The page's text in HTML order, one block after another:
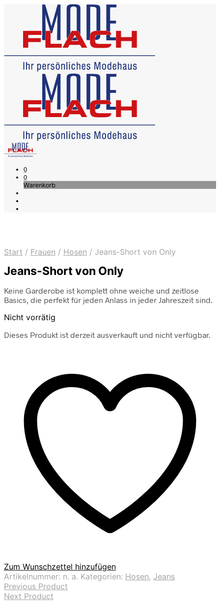
0
0
Warenkorb
Start / Frauen / Hosen / Jeans-Short von Only
Jeans-Short von Only
Keine Garderobe ist komplett ohne weiche und zeitlose
Basics, die perfekt für jeden Anlass in jeder Jahreszeit sind.
Nicht vorrätig
Dieses Produkt ist derzeit ausverkauft und nicht verfügbar.
Zum Wunschzettel hinzufügen
Artikelnummer: n. a. Kategorien: Hosen, Jeans
Previous Product
Next Product